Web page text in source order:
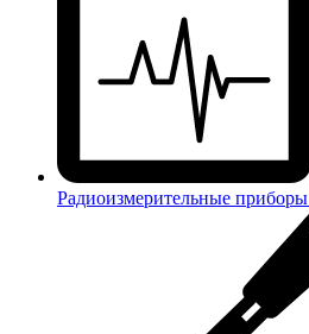
Радиоизмерительные приборы